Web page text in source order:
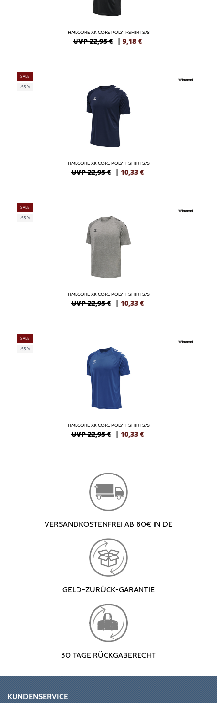
HMLCORE XK CORE POLY T-SHIRT S/S
UVP 22,95 € | 9,18 €
SALE
-55%
HMLCORE XK CORE POLY T-SHIRT S/S
UVP 22,95 € | 10,33 €
SALE
-55%
HMLCORE XK CORE POLY T-SHIRT S/S
UVP 22,95 € | 10,33 €
SALE
-55%
HMLCORE XK CORE POLY T-SHIRT S/S
UVP 22,95 € | 10,33 €
VERSANDKOSTENFREI AB 80€ IN DE
GELD-ZURÜCK-GARANTIE
30 TAGE RÜCKGABERECHT
KUNDENSERVICE